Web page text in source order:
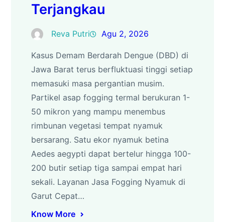
Terjangkau
Reva Putri Agu 2, 2026
Kasus Demam Berdarah Dengue (DBD) di
Jawa Barat terus berfluktuasi tinggi setiap
memasuki masa pergantian musim.
Partikel asap fogging termal berukuran 1-
50 mikron yang mampu menembus
rimbunan vegetasi tempat nyamuk
bersarang. Satu ekor nyamuk betina
Aedes aegypti dapat bertelur hingga 100-
200 butir setiap tiga sampai empat hari
sekali. Layanan Jasa Fogging Nyamuk di
Garut Cepat…
Know More